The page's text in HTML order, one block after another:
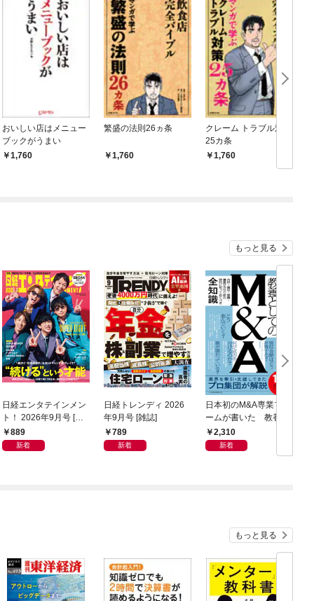
おいしい店はメニュー
ブックがうまい
1,760
繁盛の法則26ヵ条
1,760
クレーム トラブル対策
25カ条
1,760
もっと見る
日経エンタテインメン
ト！ 2026年9月号 [雑
誌]889
新着
日経トレンディ 2026
年9月号 [雑誌]
789
新着
日本初のM&A専業ファ
ームが書いた 教養と
してのM&A
2,310
新着
もっと見る